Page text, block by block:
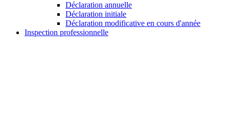
Déclaration annuelle
Déclaration initiale
Déclaration modificative en cours d'année
Inspection professionnelle